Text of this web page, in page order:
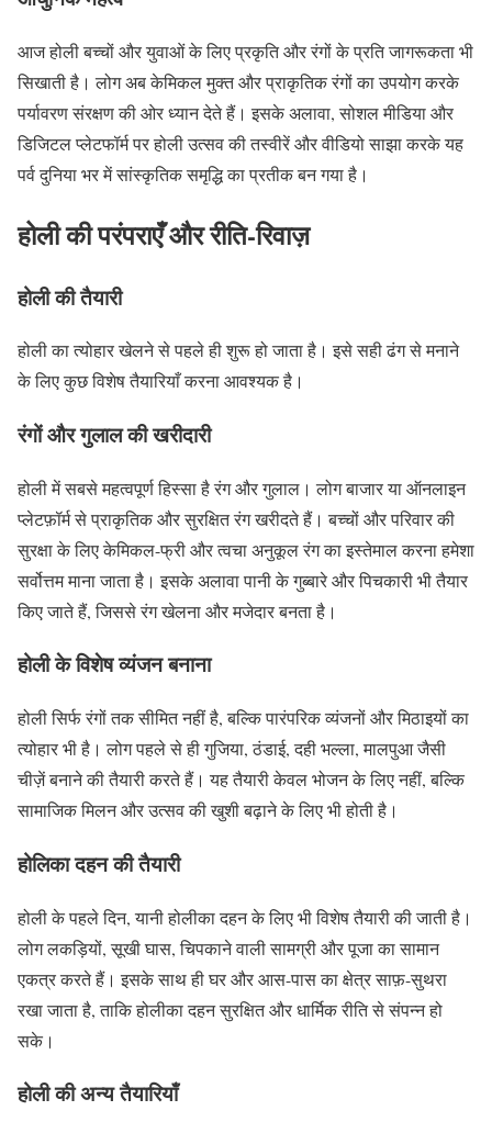
आज होली बच्चों और युवाओं के लिए प्रकृति और रंगों के प्रति जागरूकता भी
सिखाती है। लोग अब केमिकल मुक्त और प्राकृतिक रंगों का उपयोग करके
पर्यावरण संरक्षण की ओर ध्यान देते हैं। इसके अलावा, सोशल मीडिया और
डिजिटल प्लेटफॉर्म पर होली उत्सव की तस्वीरें और वीडियो साझा करके यह
पर्व दुनिया भर में सांस्कृतिक समृद्धि का प्रतीक बन गया है।
होली की परंपराएँ और रीति-रिवाज़
होली की तैयारी
होली का त्योहार खेलने से पहले ही शुरू हो जाता है। इसे सही ढंग से मनाने
के लिए कुछ विशेष तैयारियाँ करना आवश्यक है।
रंगों और गुलाल की खरीदारी
होली में सबसे महत्वपूर्ण हिस्सा है रंग और गुलाल। लोग बाजार या ऑनलाइन
प्लेटफ़ॉर्म से प्राकृतिक और सुरक्षित रंग खरीदते हैं। बच्चों और परिवार की
सुरक्षा के लिए केमिकल-फ्री और त्वचा अनुकूल रंग का इस्तेमाल करना हमेशा
सर्वोत्तम माना जाता है। इसके अलावा पानी के गुब्बारे और पिचकारी भी तैयार
किए जाते हैं, जिससे रंग खेलना और मजेदार बनता है।
होली के विशेष व्यंजन बनाना
होली सिर्फ रंगों तक सीमित नहीं है, बल्कि पारंपरिक व्यंजनों और मिठाइयों का
त्योहार भी है। लोग पहले से ही गुजिया, ठंडाई, दही भल्ला, मालपुआ जैसी
चीज़ें बनाने की तैयारी करते हैं। यह तैयारी केवल भोजन के लिए नहीं, बल्कि
सामाजिक मिलन और उत्सव की खुशी बढ़ाने के लिए भी होती है।
होलिका दहन की तैयारी
होली के पहले दिन, यानी होलीका दहन के लिए भी विशेष तैयारी की जाती है।
लोग लकड़ियों, सूखी घास, चिपकाने वाली सामग्री और पूजा का सामान
एकत्र करते हैं। इसके साथ ही घर और आस-पास का क्षेत्र साफ़-सुथरा
रखा जाता है, ताकि होलीका दहन सुरक्षित और धार्मिक रीति से संपन्न हो
सके।
होली की अन्य तैयारियाँ